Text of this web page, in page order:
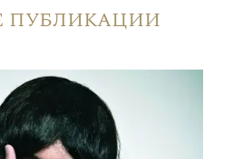
публикации